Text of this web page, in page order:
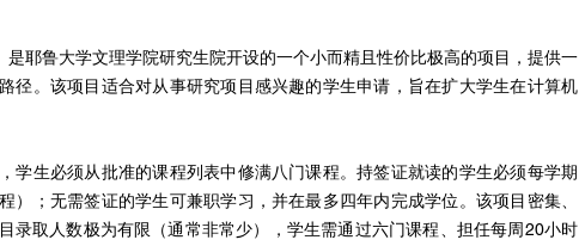
耶鲁大学文理学院研究生院开设的一个小而精且性价比极高的项目，提供一
径。该项目适合对从事研究项目感兴趣的学生申请，旨在扩大学生在计算机
学生必须从批准的课程列表中修满八门课程。持签证就读的学生必须每学期
）；无需签证的学生可兼职学习，并在最多四年内完成学位。该项目密集、
录取人数极为有限（通常非常少），学生需通过六门课程、担任每周20小时